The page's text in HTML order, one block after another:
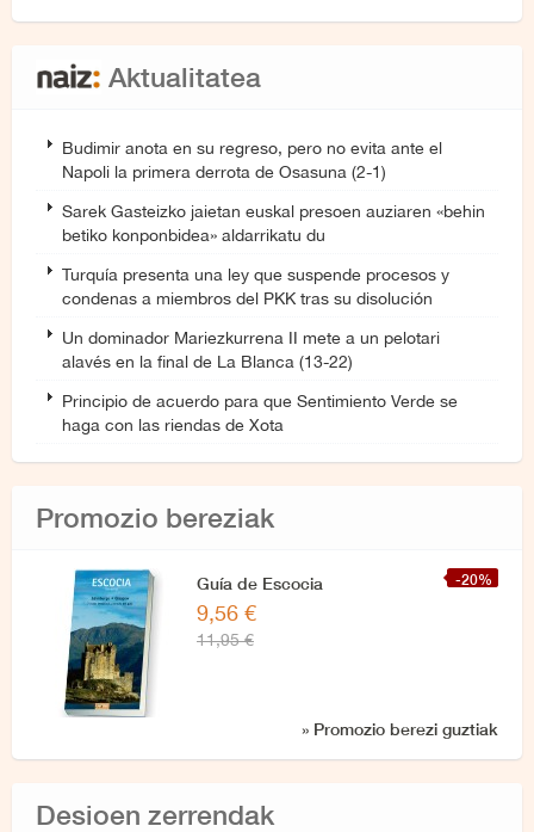
Aktualitatea
Budimir anota en su regreso, pero no evita ante el
Napoli la primera derrota de Osasuna (2-1)
Sarek Gasteizko jaietan euskal presoen auziaren «behin
betiko konponbidea» aldarrikatu du
Turquía presenta una ley que suspende procesos y
condenas a miembros del PKK tras su disolución
Un dominador Mariezkurrena II mete a un pelotari
alavés en la final de La Blanca (13-22)
Principio de acuerdo para que Sentimiento Verde se
haga con las riendas de Xota
Promozio bereziak
-20%
Guía de Escocia
9,56 €
11,95 €
» Promozio berezi guztiak
Desioen zerrendak